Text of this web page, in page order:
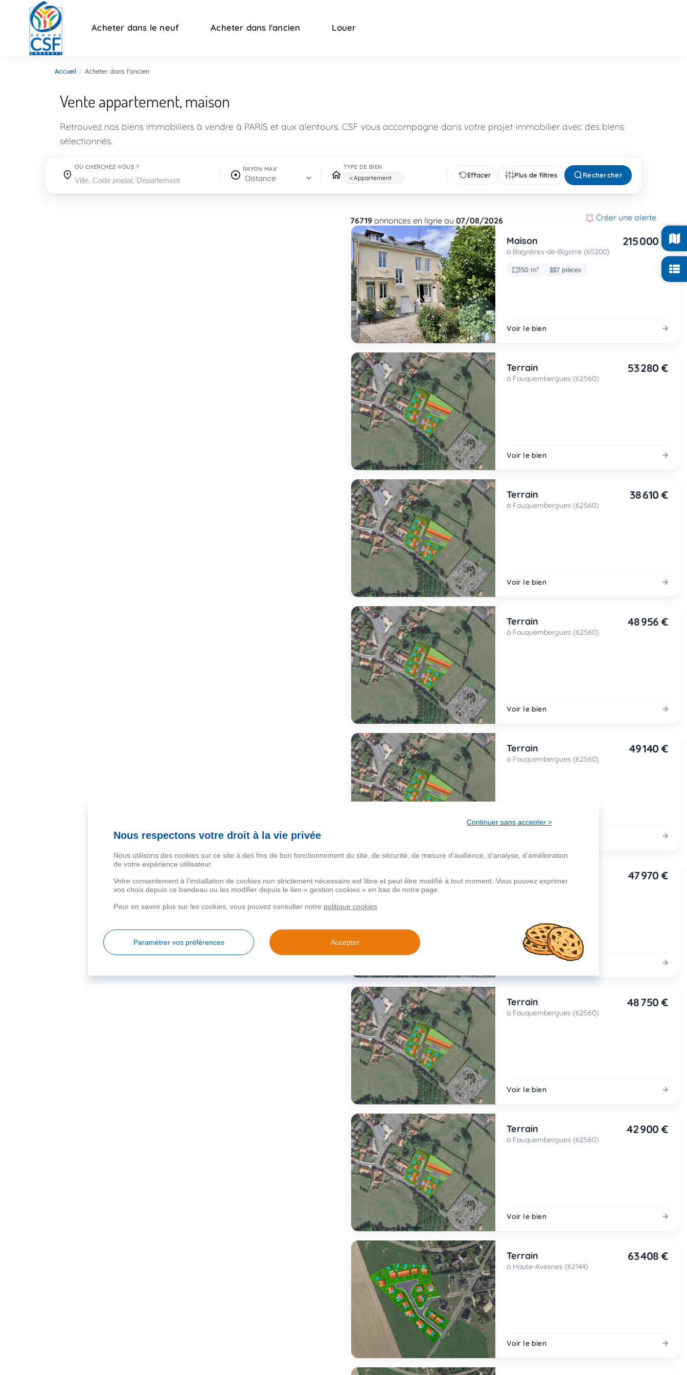
Acheter dans le neuf Acheter dans l'ancien Louer
Accueil Acheter dans l'ancien
Vente appartement, maison
Retrouvez nos biens immobiliers à vendre à PARIS et aux alentours. CSF vous accompagne dans votre projet immobilier avec des biens
sélectionnés.
OÙ CHERCHEZ-VOUS ?
Où cherchez-vous ?
RAYON MAX TYPE DE BIEN
×Appartement Effacer Plus de filtres Rechercher
76719 annonces en ligne au07/08/2026 Créer une alerte
Maison
à Bagnères-de-Bigorre (65200)
215 000 €
150 m² 7 pièces
Voir le bien
Terrain
à Fauquembergues (62560)
53 280 €
Voir le bien
Terrain
à Fauquembergues (62560)
38 610 €
Voir le bien
Terrain
à Fauquembergues (62560)
48 956 €
Voir le bien
Terrain
à Fauquembergues (62560)
49 140 €
à Fauquembergues (62560)
47 970 €
Terrain
à Fauquembergues (62560)
48 750 €
Voir le bien
Terrain
à Fauquembergues (62560)
42 900 €
Voir le bien
Terrain
à Haute-Avesnes (62144)
63 408 €
Voir le bien
Continuer sans accepter >
Nous respectons votre droit à la vie privée
Nous utilisons des cookies sur ce site à des fins de bon fonctionnement du site, de sécurité, de mesure d’audience, d’analyse, d’amélioration
de votre expérience utilisateur.
Votre consentement à l’installation de cookies non strictement nécessaire est libre et peut être modifié à tout moment. Vous pouvez exprimer
vos choix depuis ce bandeau ou les modifier depuis le lien « gestion cookies » en bas de notre page.
Pour en savoir plus sur les cookies, vous pouvez consulter notre politique cookies
Paramétrer vos préférences Accepter